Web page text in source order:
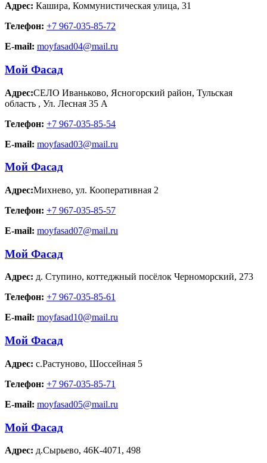
Адрес: Кашира, Коммунистическая улица, 31
Телефон: +7 967-035-85-72
E-mail: moyfasad04@mail.ru
Мой Фасад
Адрес:СЕЛО Иваньково, Ясногорский район, Тульская
область , Ул. Лесная 35 А
Телефон: +7 967-035-85-54
E-mail: moyfasad03@mail.ru
Мой Фасад
Адрес:Михнево, ул. Кооперативная 2
Телефон: +7 967-035-85-57
E-mail: moyfasad07@mail.ru
Мой Фасад
Адрес: д. Ступино, коттеджный посёлок Черноморский, 273
Телефон: +7 967-035-85-61
E-mail: moyfasad10@mail.ru
Мой Фасад
Адрес: с.Растуново, Шоссейная 5
Телефон: +7 967-035-85-71
E-mail: moyfasad05@mail.ru
Мой Фасад
Адрес: д.Сырьево, 46К-4071, 498